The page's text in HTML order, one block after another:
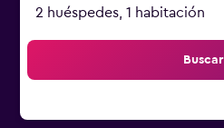
2 huéspedes, 1 habitación
Buscar